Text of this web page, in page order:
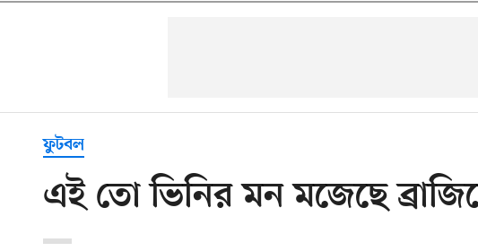
ফুটবল
এই তো ভিনির মন মজেছে